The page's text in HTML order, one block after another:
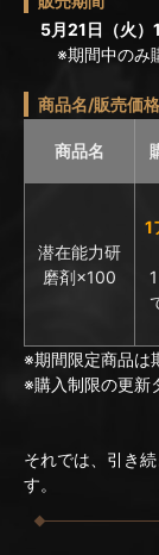
5月21日（火
※期間中のみ購
商品名/販売価格
商品名
潜在能力研
磨剤×100
1
※期間限定商品は
※購入制限の更新
それでは、引き
す。